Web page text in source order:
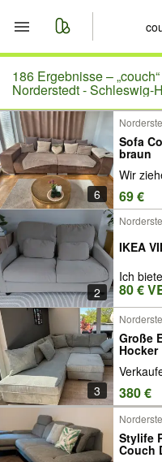
Start
Merkliste
Nachrichten
Anzeige aufgeben
186 Ergebnisse –
Norderstedt - Schleswig-
6
Sofa
braun
Wir
69 €
2
IKEA
Ich
80 €
3
Große
Hocker
380 €
Stylife
Couch